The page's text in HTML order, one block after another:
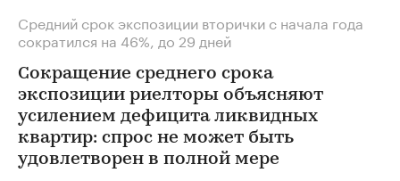
Средний срок экспозиции вторички с начала года
сократился на 46%, до 29 дней
Сокращение среднего срока
экспозиции риелторы объясняют
усилением дефицита ликвидных
квартир: спрос не может быть
удовлетворен в полной мере